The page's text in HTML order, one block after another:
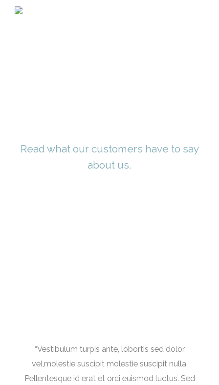
Read what our customers have to say
about us.
“Vestibulum turpis ante, lobortis sed dolor
vel,molestie suscipit molestie suscipit nulla.
Pellentesque id erat et orci euismod luctus. Sed